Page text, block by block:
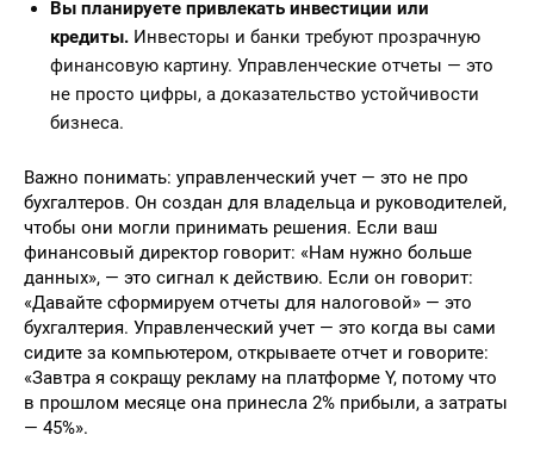
Вы планируете привлекать инвестиции или
кредиты. Инвесторы и банки требуют прозрачную
финансовую картину. Управленческие отчеты — это
не просто цифры, а доказательство устойчивости
бизнеса.
Важно понимать: управленческий учет — это не про
бухгалтеров. Он создан для владельца и руководителей,
чтобы они могли принимать решения. Если ваш
финансовый директор говорит: «Нам нужно больше
данных», — это сигнал к действию. Если он говорит:
«Давайте сформируем отчеты для налоговой» — это
бухгалтерия. Управленческий учет — это когда вы сами
сидите за компьютером, открываете отчет и говорите:
«Завтра я сокращу рекламу на платформе Y, потому что
в прошлом месяце она принесла 2% прибыли, а затраты
— 45%».